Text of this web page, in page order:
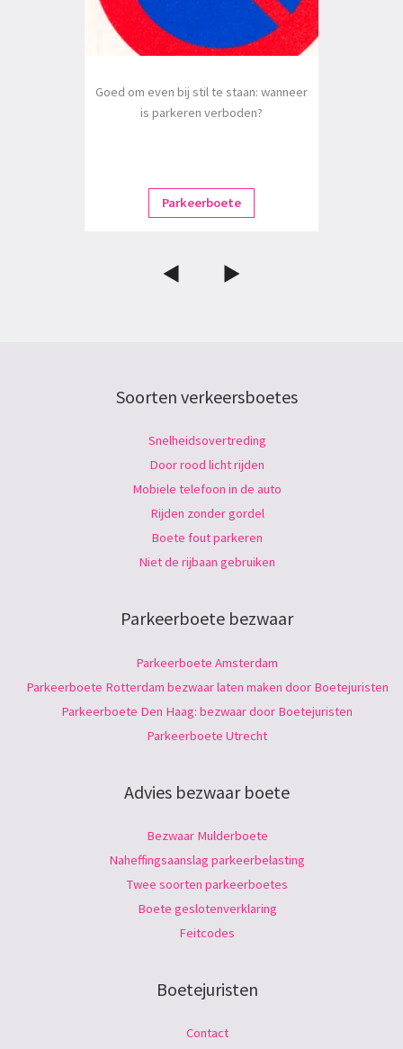
Goed om even bij stil te staan: wanneer
is parkeren verboden?
Parkeerboete
Soorten verkeersboetes
Snelheidsovertreding
Door rood licht rijden
Mobiele telefoon in de auto
Rijden zonder gordel
Boete fout parkeren
Niet de rijbaan gebruiken
Parkeerboete bezwaar
Parkeerboete Amsterdam
Parkeerboete Rotterdam bezwaar laten maken door Boetejuristen
Parkeerboete Den Haag: bezwaar door Boetejuristen
Parkeerboete Utrecht
Advies bezwaar boete
Bezwaar Mulderboete
Naheffingsaanslag parkeerbelasting
Twee soorten parkeerboetes
Boete geslotenverklaring
Feitcodes
Boetejuristen
Contact